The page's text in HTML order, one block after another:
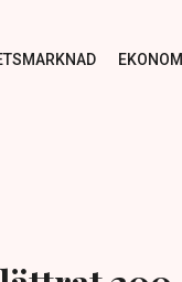
EKONOMI